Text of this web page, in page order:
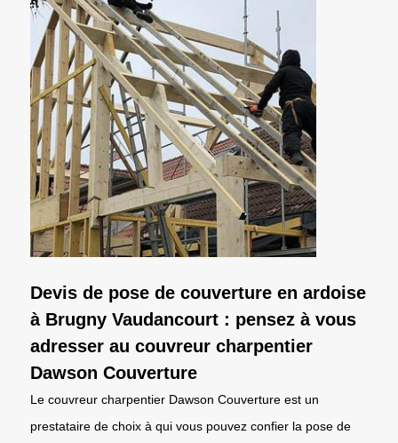
Devis de pose de couverture en ardoise
à Brugny Vaudancourt : pensez à vous
adresser au couvreur charpentier
Dawson Couverture
Le couvreur charpentier Dawson Couverture est un
prestataire de choix à qui vous pouvez confier la pose de